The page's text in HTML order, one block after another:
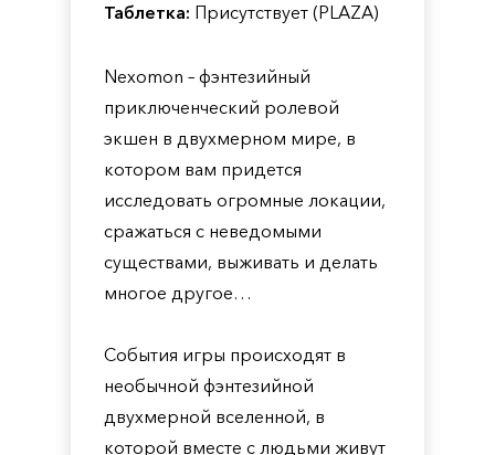
Таблетка: Присутствует (PLAZA)
Nexomon – фэнтезийный
приключенческий ролевой
экшен в двухмерном мире, в
котором вам придется
исследовать огромные локации,
сражаться с неведомыми
существами, выживать и делать
многое другое…
События игры происходят в
необычной фэнтезийной
двухмерной вселенной, в
которой вместе с людьми живут